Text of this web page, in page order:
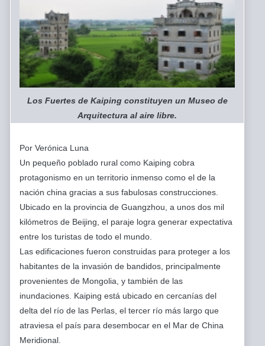
Los Fuertes de Kaiping constituyen un Museo de
Arquitectura al aire libre.
Por Verónica Luna
Un pequeño poblado rural como Kaiping cobra
protagonismo en un territorio inmenso como el de la
nación china gracias a sus fabulosas construcciones.
Ubicado en la provincia de Guangzhou, a unos dos mil
kilómetros de Beijing, el paraje logra generar expectativa
entre los turistas de todo el mundo.
Las edificaciones fueron construidas para proteger a los
habitantes de la invasión de bandidos, principalmente
provenientes de Mongolia, y también de las
inundaciones. Kaiping está ubicado en cercanías del
delta del río de las Perlas, el tercer río más largo que
atraviesa el país para desembocar en el Mar de China
Meridional.